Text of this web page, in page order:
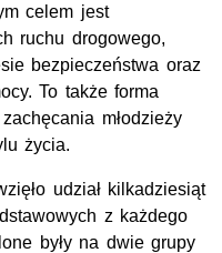
celem jest
ruchu drogowego,
bezpieczeństwa oraz
To także forma
młodzieży
życia.
udział kilkadziesiąt
z każdego
były na dwie grupy